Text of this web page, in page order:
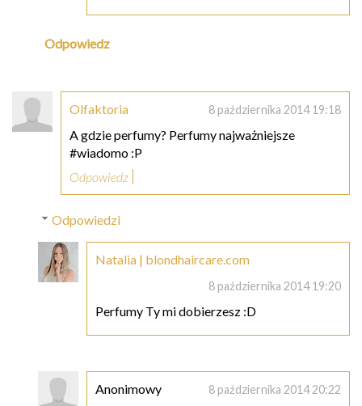
Odpowiedz
Olfaktoria 8 października 2014 19:18
A gdzie perfumy? Perfumy najważniejsze
#wiadomo :P
Odpowiedz
Odpowiedzi
Natalia | blondhaircare.com
8 października 2014 19:20
Perfumy Ty mi dobierzesz :D
Anonimowy 8 października 2014 20:22